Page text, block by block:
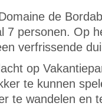
de
7 personen. Op
verfrissende
op
te kunnen
te wandelen en